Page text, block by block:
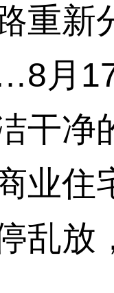
新
月
干净
业住
乱放